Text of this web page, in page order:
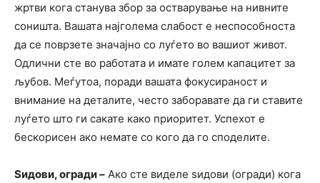
жртви кога станува збор за остварување на нивните
соништа. Вашата најголема слабост е неспособноста
да се поврзете значајно со луѓето во вашиот живот.
Одлични сте во работата и имате голем капацитет за
љубов. Меѓутоа, поради вашата фокусираност и
внимание на деталите, често заборавате да ги ставите
луѓето што ги сакате како приоритет. Успехот е
бескорисен ако немате со кого да го споделите.
Ѕидови, огради – Ако сте виделе ѕидови (огради) кога